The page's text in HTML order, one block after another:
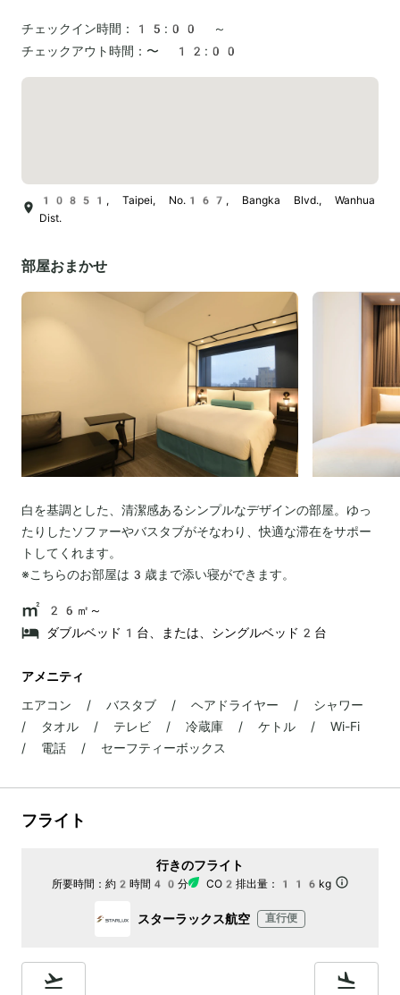
チェックイン時間：
15:00 ～
チェックアウト時間： 〜 12:00
10851, Taipei, No.167, Bangka Blvd., Wanhua
Dist.
部屋おまかせ
白を基調とした、清潔感あるシンプルなデザインの部屋。ゆっ
たりしたソファーやバスタブがそなわり、快適な滞在をサポー
トしてくれます。
※こちらのお部屋は3歳まで添い寝ができます。
26㎡～
ダブルベッド1台、または、シングルベッド2台
アメニティ
エアコン / バスタブ / ヘアドライヤー / シャワー
/ タオル / テレビ / 冷蔵庫 / ケトル / Wi-Fi
/ 電話 / セーフティーボックス
フライト
行きのフライト
所要時間： 約2時間40分 CO2排出量： 116kg
スターラックス航空 直行便